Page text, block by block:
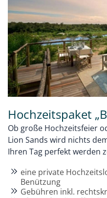
Hochzeitspaket
Ob große Hochzeitsfeier
Lion Sands wird nichts
Ihren Tag perfekt werden
eine private
Benützung
Gebühren inkl.